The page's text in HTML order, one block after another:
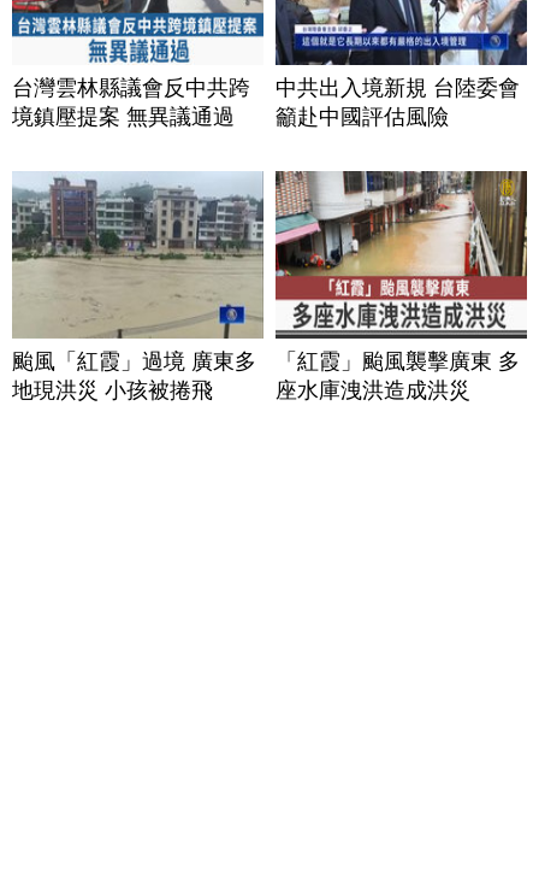
台灣雲林縣議會反中共跨
境鎮壓提案 無異議通過
中共出入境新規 台陸委會
籲赴中國評估風險
颱風「紅霞」過境 廣東多
地現洪災 小孩被捲飛
「紅霞」颱風襲擊廣東 多
座水庫洩洪造成洪災